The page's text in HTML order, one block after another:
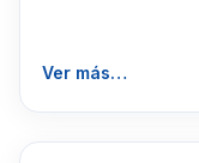
Ver más…